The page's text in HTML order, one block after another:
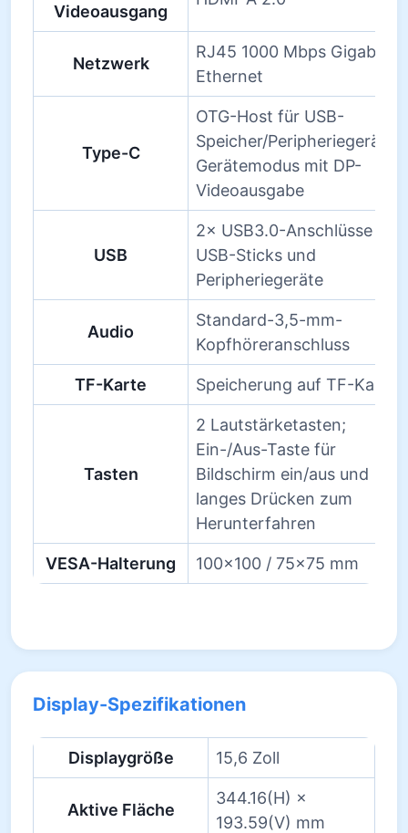
Videoausgang
Netzwerk
RJ45 1000 Mbps Gigabit
Ethernet
Type-C
OTG-Host für USB-
Speicher/Peripheriegeräte;
Gerätemodus mit DP-
Videoausgabe
USB
2× USB3.0-Anschlüsse für
USB-Sticks und
Peripheriegeräte
Audio
Standard-3,5-mm-
Kopfhöreranschluss
TF-Karte Speicherung auf TF-Karte
Tasten
2 Lautstärketasten;
Ein-/Aus-Taste für
Bildschirm ein/aus und
langes Drücken zum
Herunterfahren
VESA-Halterung 100×100 / 75×75 mm
Display-Spezifikationen
Displaygröße 15,6 Zoll
Aktive Fläche
344.16(H) ×
193.59(V) mm